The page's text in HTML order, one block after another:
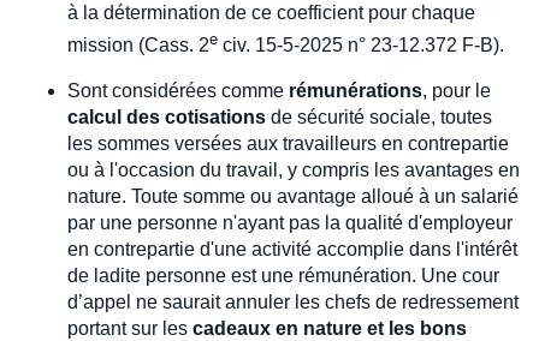
à la détermination de ce coefficient pour chaque
mission (Cass. 2e civ. 15-5-2025 n° 23-12.372 F-B).
Sont considérées comme rémunérations, pour le
calcul des cotisations de sécurité sociale, toutes
les sommes versées aux travailleurs en contrepartie
ou à l'occasion du travail, y compris les avantages en
nature. Toute somme ou avantage alloué à un salarié
par une personne n'ayant pas la qualité d'employeur
en contrepartie d'une activité accomplie dans l'intérêt
de ladite personne est une rémunération. Une cour
d’appel ne saurait annuler les chefs de redressement
portant sur les cadeaux en nature et les bons